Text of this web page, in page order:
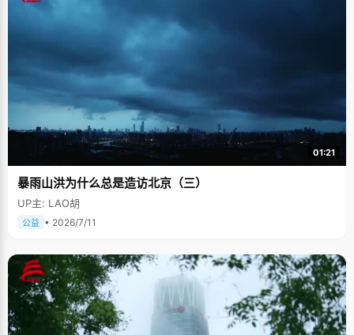
01:21
暴雨山洪为什么总是造访北京（三）
UP主: LAO胡
公益 • 2026/7/11